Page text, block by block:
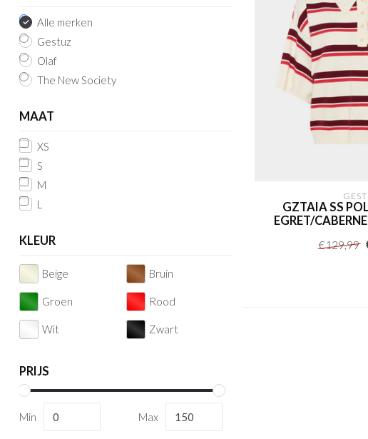
Alle merken
Gestuz
Olaf
The New Society
MAAT
XS
S
M
L
KLEUR
Beige Bruin
Groen Rood
Wit Zwart
PRIJS
Min Max
GZTAIA SS
EGRET/
€129,99